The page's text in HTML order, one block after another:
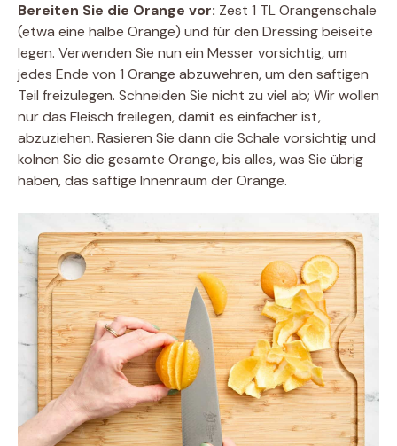
Bereiten Sie die Orange vor: Zest 1 TL Orangenschale
(etwa eine halbe Orange) und für den Dressing beiseite
legen. Verwenden Sie nun ein Messer vorsichtig, um
jedes Ende von 1 Orange abzuwehren, um den saftigen
Teil freizulegen. Schneiden Sie nicht zu viel ab; Wir wollen
nur das Fleisch freilegen, damit es einfacher ist,
abzuziehen. Rasieren Sie dann die Schale vorsichtig und
kolnen Sie die gesamte Orange, bis alles, was Sie übrig
haben, das saftige Innenraum der Orange.